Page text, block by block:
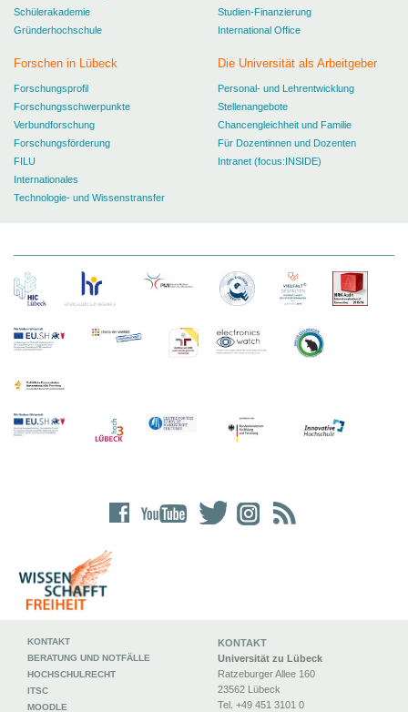
Schülerakademie
Gründerhochschule
Studien-Finanzierung
International Office
Forschen in Lübeck
Forschungsprofil
Forschungsschwerpunkte
Verbundforschung
Forschungsförderung
FILU
Internationales
Technologie- und Wissenstransfer
Die Universität als Arbeitgeber
Personal- und Lehrentwicklung
Stellenangebote
Chancengleichheit und Familie
Für Dozentinnen und Dozenten
Intranet (focus:INSIDE)
KONTAKT
Universität zu Lübeck
Ratzeburger Allee 160
23562 Lübeck
Tel. +49 451 3101 0
KONTAKT
BERATUNG UND NOTFÄLLE
HOCHSCHULRECHT
ITSC
MOODLE